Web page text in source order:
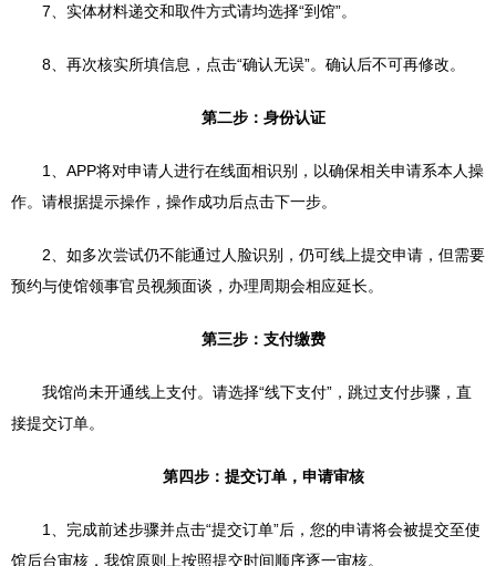
7、实体材料递交和取件方式请均选择“到馆”。
8、再次核实所填信息，点击“确认无误”。确认后不可再修改。
第二步：身份认证
1、APP将对申请人进行在线面相识别，以确保相关申请系本人操
作。请根据提示操作，操作成功后点击下一步。
2、如多次尝试仍不能通过人脸识别，仍可线上提交申请，但需要
预约与使馆领事官员视频面谈，办理周期会相应延长。
第三步：支付缴费
我馆尚未开通线上支付。请选择“线下支付”，跳过支付步骤，直
接提交订单。
第四步：提交订单，申请审核
1、完成前述步骤并点击“提交订单”后，您的申请将会被提交至使
馆后台审核，我馆原则上按照提交时间顺序逐一审核。